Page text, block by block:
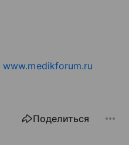
www.medikforum.ru
Поделиться